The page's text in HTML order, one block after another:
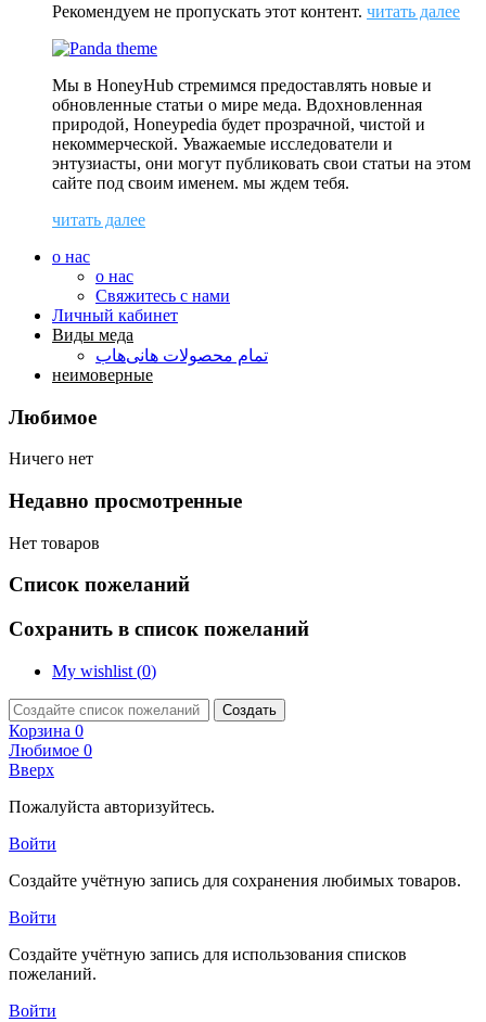
Рекомендуем не пропускать этот контент. читать далее
Мы в HoneyHub стремимся предоставлять новые и
обновленные статьи о мире меда. Вдохновленная
природой, Honeypedia будет прозрачной, чистой и
некоммерческой. Уважаемые исследователи и
энтузиасты, они могут публиковать свои статьи на этом
сайте под своим именем. мы ждем тебя.
читать далее
о нас
о нас
Свяжитесь с нами
Личный кабинет
Виды меда
تمام محصولات هانی‌هاب
неимоверные
Любимое
Ничего нет
Недавно просмотренные
Нет товаров
Список пожеланий
Сохранить в список пожеланий
My wishlist (0)
Создать
Корзина 0
Любимое 0
Вверх
Пожалуйста авторизуйтесь.
Войти
Создайте учётную запись для сохранения любимых товаров.
Войти
Создайте учётную запись для использования списков
пожеланий.
Войти